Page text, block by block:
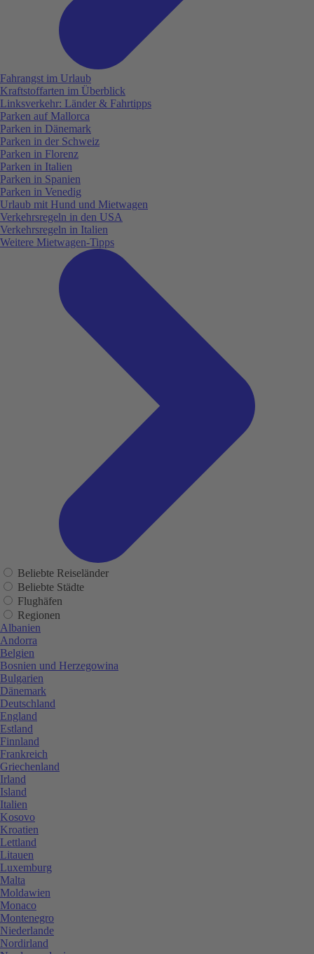
Fahrangst im Urlaub
Kraftstoffarten im Überblick
Linksverkehr: Länder & Fahrtipps
Parken auf Mallorca
Parken in Dänemark
Parken in der Schweiz
Parken in Florenz
Parken in Italien
Parken in Spanien
Parken in Venedig
Urlaub mit Hund und Mietwagen
Verkehrsregeln in den USA
Verkehrsregeln in Italien
Weitere Mietwagen-Tipps
Beliebte Reiseländer
Beliebte Städte
Flughäfen
Regionen
Albanien
Andorra
Belgien
Bosnien und Herzegowina
Bulgarien
Dänemark
Deutschland
England
Estland
Finnland
Frankreich
Griechenland
Irland
Island
Italien
Kosovo
Kroatien
Lettland
Litauen
Luxemburg
Malta
Moldawien
Monaco
Montenegro
Niederlande
Nordirland